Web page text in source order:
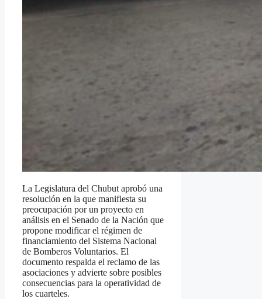
La Legislatura del Chubut aprobó una
resolución en la que manifiesta su
preocupación por un proyecto en
análisis en el Senado de la Nación que
propone modificar el régimen de
financiamiento del Sistema Nacional
de Bomberos Voluntarios. El
documento respalda el reclamo de las
asociaciones y advierte sobre posibles
consecuencias para la operatividad de
los cuarteles.